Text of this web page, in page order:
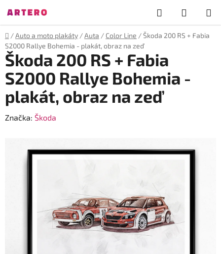
na
obsah
Hledat
KOŠÍK
Domů
/Auto a moto plakáty /Auta / Color Line /Škoda 200 RS + Fabia
S2000 Rallye Bohemia - plakát, obraz na zeď
Škoda 200 RS + Fabia
S2000 Rallye Bohemia -
plakát, obraz na zeď
Značka: Škoda